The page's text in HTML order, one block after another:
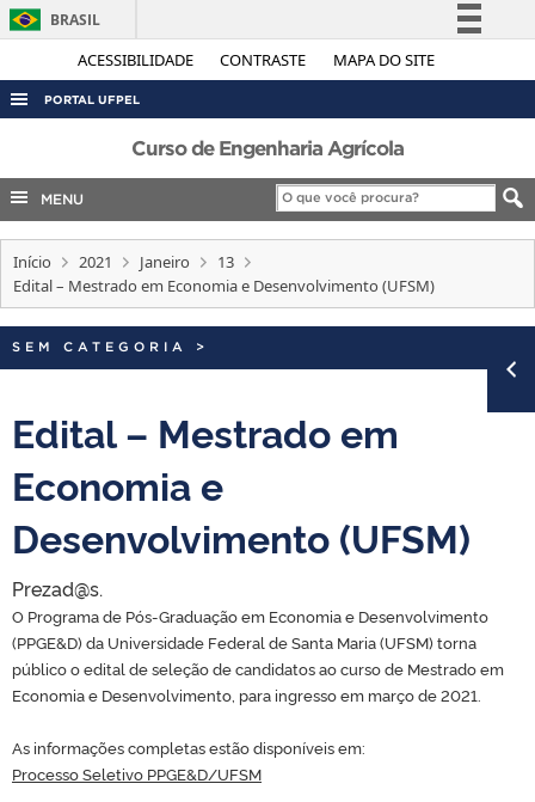
ACESSIBILIDADE CONTRASTE MAPA DO SITE
BRASIL
Simplifique!
Acesso à informação
Legislação
Canais
PORTAL UFPEL
ACESSO À INFORMAÇÃO
AUDITORIA
COBALTO
CONCURSOS
INTERNACIONAL
PORTARIAS
Curso de Engenharia Agrícola
MENU
Início 2021 Janeiro
13
Edital – Mestrado em Economia e Desenvolvimento (UFSM)
SEM CATEGORIA >
Edital – Mestrado em
Economia e
Desenvolvimento (UFSM)
Prezad@s.
O Programa de Pós-Graduação em Economia e Desenvolvimento
(PPGE&D) da Universidade Federal de Santa Maria (UFSM) torna
público o edital de seleção de candidatos ao curso de Mestrado em
Economia e Desenvolvimento, para ingresso em março de 2021.
As informações completas estão disponíveis em:
Processo Seletivo PPGE&D/UFSM